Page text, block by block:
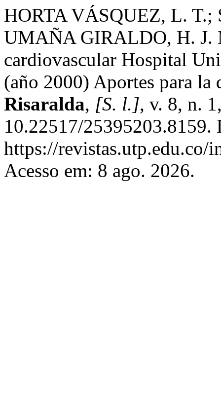
HORTA VÁSQUEZ, L.
UMAÑA GIRALDO, H. J.
cardiovascular Hospital
(año 2000) Aportes para la
Risaralda, [S. l.], v. 8, n.
10.22517/25395203.8159.
https://revistas.utp.edu.co/
Acesso em: 8 ago. 2026.